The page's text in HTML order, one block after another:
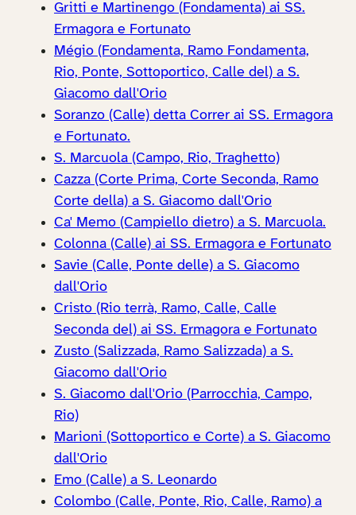
Gritti e Martinengo (Fondamenta) ai SS.
Ermagora e Fortunato
Mégio (Fondamenta, Ramo Fondamenta,
Rio, Ponte, Sottoportico, Calle del) a S.
Giacomo dall'Orio
Soranzo (Calle) detta Correr ai SS. Ermagora
e Fortunato.
S. Marcuola (Campo, Rio, Traghetto)
Cazza (Corte Prima, Corte Seconda, Ramo
Corte della) a S. Giacomo dall'Orio
Ca' Memo (Campiello dietro) a S. Marcuola.
Colonna (Calle) ai SS. Ermagora e Fortunato
Savie (Calle, Ponte delle) a S. Giacomo
dall'Orio
Cristo (Rio terrà, Ramo, Calle, Calle
Seconda del) ai SS. Ermagora e Fortunato
Zusto (Salizzada, Ramo Salizzada) a S.
Giacomo dall'Orio
S. Giacomo dall'Orio (Parrocchia, Campo,
Rio)
Marioni (Sottoportico e Corte) a S. Giacomo
dall'Orio
Emo (Calle) a S. Leonardo
Colombo (Calle, Ponte, Rio, Calle, Ramo) a